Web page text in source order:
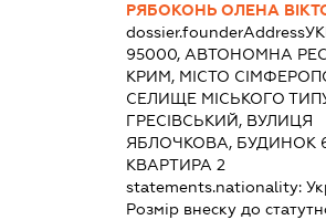
РЯБОКОНЬ ОЛЕНА
dossier.founderAddress
95000, АВТОНОМНА
КРИМ, МІСТО
СЕЛИЩЕ МІСЬКОГО
ГРЕСІВСЬКИЙ, ВУЛИЦЯ
ЯБЛОЧКОВА, БУДИНОК
КВАРТИРА 2
statements.nationality:
Розмір внеску до